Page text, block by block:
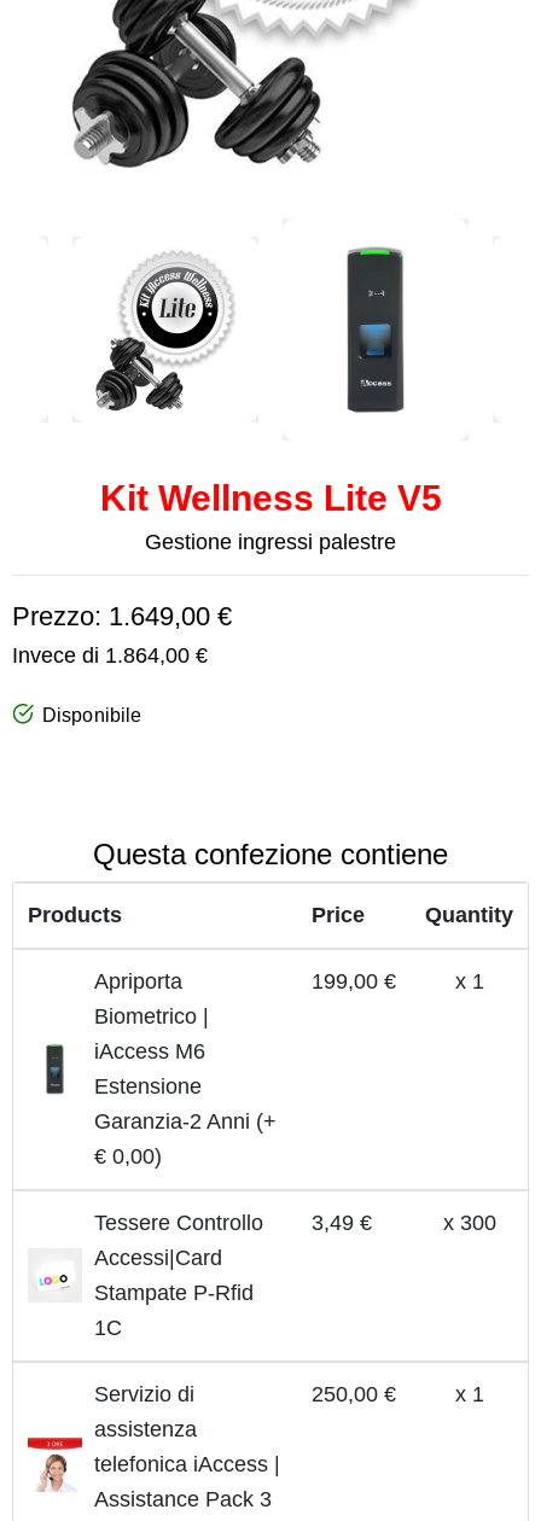
Kit Wellness Lite V5
Gestione ingressi palestre
Prezzo: 1.649,00 €
Invece di 1.864,00 €
Disponibile
Questa confezione contiene
Products Price Quantity
Apriporta
Biometrico |
iAccess M6
Estensione
Garanzia-2 Anni (+
€ 0,00)
199,00 € x 1
Tessere Controllo
Accessi|Card
Stampate P-Rfid
1C
3,49 € x 300
Servizio di
assistenza
telefonica iAccess |
Assistance Pack 3
250,00 € x 1